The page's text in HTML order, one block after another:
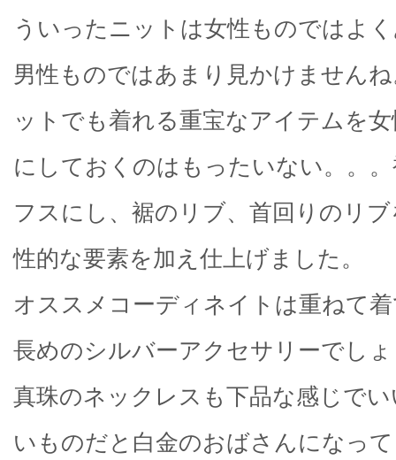
ういったニットは女性ものではよ
男性ものではあまり見かけません
ットでも着れる重宝なアイテムを
にしておくのはもったいない。。
フスにし、裾のリブ、首回りのリ
性的な要素を加え仕上げました。
オススメコーディネイトは重ねて
長めのシルバーアクセサリーでし
真珠のネックレスも下品な感じで
いものだと白金のおばさんになっ